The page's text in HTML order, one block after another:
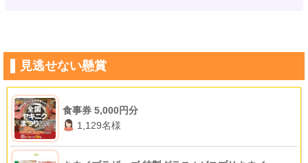
見逃せない懸賞
食事券 5,000円分
1,129名様